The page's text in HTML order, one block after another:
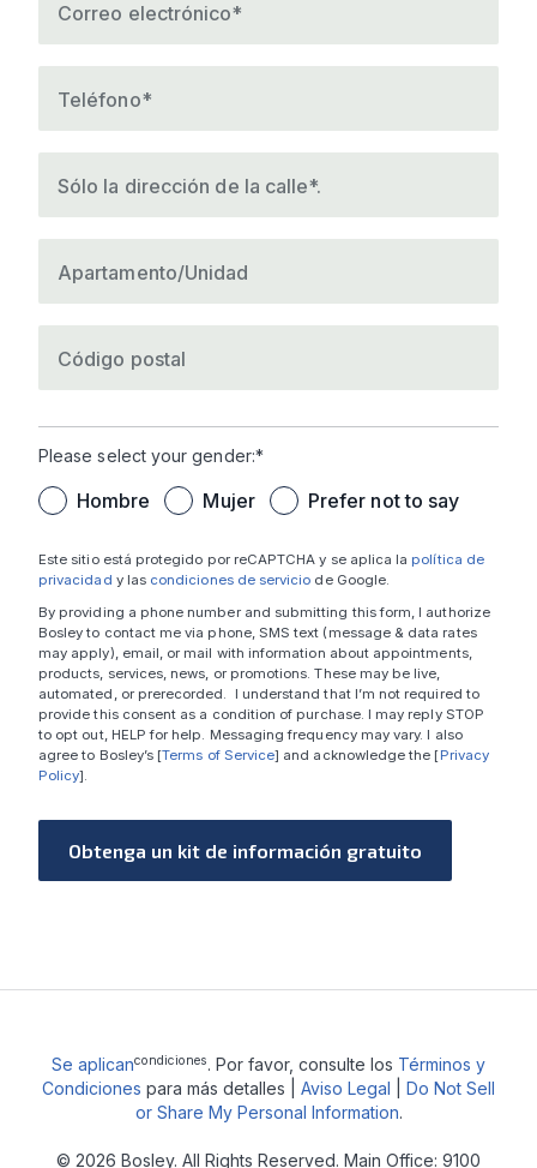
Correo electrónico*
Teléfono*
Sólo la dirección de la calle*.
Apartamento/Unidad
Código postal
Please select your gender:*
Hombre Mujer Prefer not to say
Este sitio está protegido por reCAPTCHA y se aplica la política de
privacidad y las condiciones de servicio de Google.
By providing a phone number and submitting this form, I authorize
Bosley to contact me via phone, SMS text (message & data rates
may apply), email, or mail with information about appointments,
products, services, news, or promotions. These may be live,
automated, or prerecorded. I understand that I’m not required to
provide this consent as a condition of purchase. I may reply STOP
to opt out, HELP for help. Messaging frequency may vary. I also
agree to Bosley’s [Terms of Service] and acknowledge the [Privacy
Policy].
Obtenga un kit de información gratuito
Se aplicancondiciones. Por favor, consulte los Términos y
Condiciones para más detalles | Aviso Legal
Do Not Sell
or Share My Personal Information.
© 2026 Bosley. All Rights Reserved. Main Office: 9100